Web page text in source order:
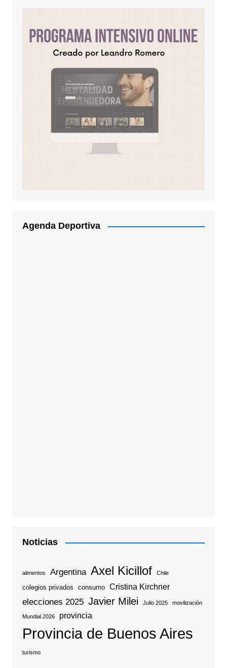
Agenda Deportiva
Noticias
alimentos Argentina Axel Kicillof Chile
colegios privados consumo Cristina Kirchner
elecciones 2025 Javier Milei Julio 2025 movilización
Mundial 2026 provincia
Provincia de Buenos Aires
turismo